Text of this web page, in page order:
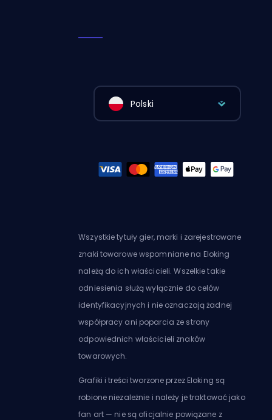
Polski
Wszystkie tytuły gier, marki i zarejestrowane
znaki towarowe wspomniane na Eloking
należą do ich właścicieli. Wszelkie takie
odniesienia służą wyłącznie do celów
identyfikacyjnych i nie oznaczają żadnej
współpracy ani poparcia ze strony
odpowiednich właścicieli znaków
towarowych.
Grafiki i treści tworzone przez Eloking są
robione niezależnie i należy je traktować jako
fan art — nie są oficjalnie powiązane z